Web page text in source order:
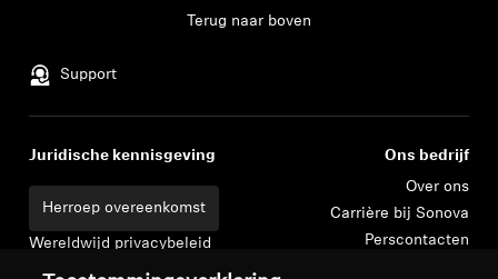
Support
Terug naar boven
Juridische kennisgeving
Herroep overeenkomst
Wereldwijd privacybeleid
Algemene verkoopvoorwaarden
Ons bedrijf
Over ons
Carrière bij Sonova
Perscontacten